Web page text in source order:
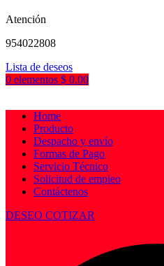
Atención
954022808
Lista de deseos
0 elementos $ 0.00
Home
Producto
Despacho y envío
Formas de Pago
Servicio Técnico
Solicitud de empleo
Contáctenos
DESEO COTIZAR